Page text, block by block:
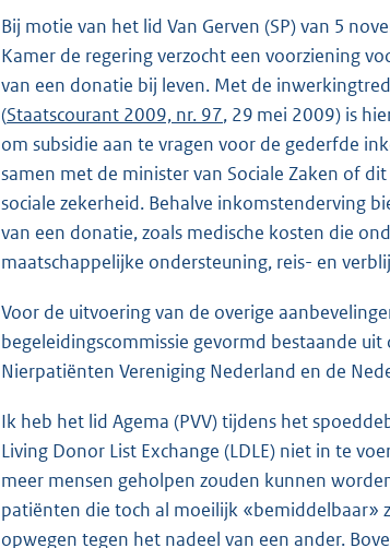
Bij motie van het lid Van Gerven (SP) van 5
Kamer de regering verzocht een voorziening
van een donatie bij leven. Met de
(Staatscourant 2009, nr. 97, 29 mei 2009) is
om subsidie aan te vragen voor de gederfde
samen met de minister van Sociale Zaken of
sociale zekerheid. Behalve inkomstenderving
van een donatie, zoals medische kosten die
maatschappelijke ondersteuning, reis- en
Voor de uitvoering van de overige
begeleidingscommissie gevormd bestaande
Nierpatiënten Vereniging Nederland en de
Ik heb het lid Agema (PVV) tijdens het
Living Donor List Exchange (LDLE) niet in te
meer mensen geholpen zouden kunnen
patiënten die toch al moeilijk «bemiddelbaar»
opwegen tegen het nadeel van een ander.